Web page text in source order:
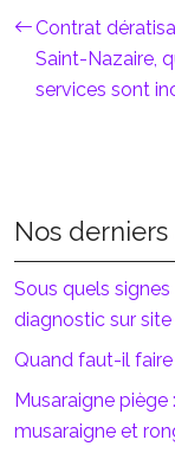
Contrat
Saint-Nazaire,
services sont
Nos
Sous quels
diagnostic sur site
Quand faut-il
Musaraigne
musaraigne et